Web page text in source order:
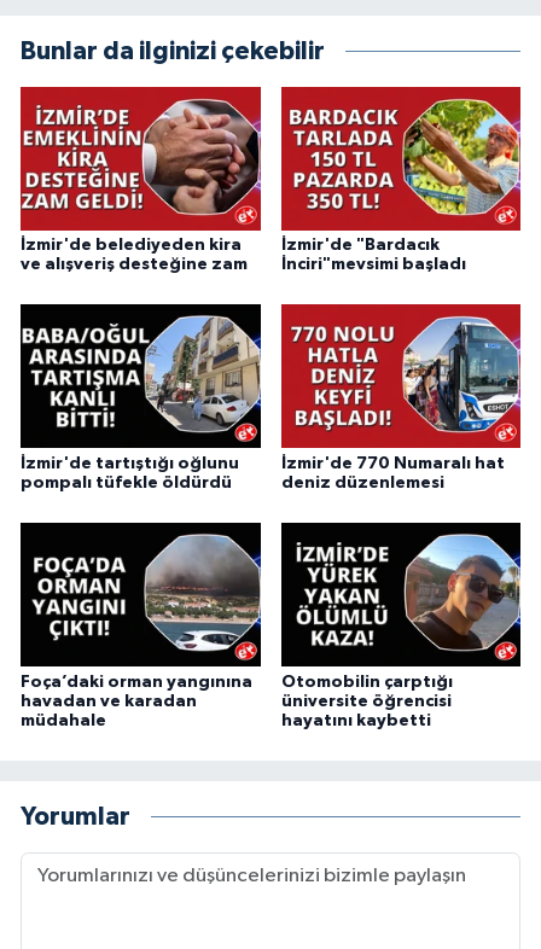
Bunlar da ilginizi çekebilir
İzmir'de belediyeden kira
ve alışveriş desteğine zam
İzmir'de "Bardacık
İnciri"mevsimi başladı
İzmir'de tartıştığı oğlunu
pompalı tüfekle öldürdü
İzmir'de 770 Numaralı hat
deniz düzenlemesi
Foça’daki orman yangınına
havadan ve karadan
müdahale
Otomobilin çarptığı
üniversite öğrencisi
hayatını kaybetti
Yorumlar